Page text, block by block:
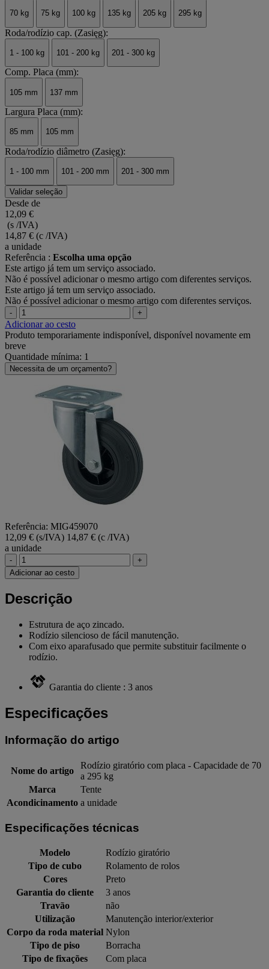
70 kg 75 kg 100 kg 135 kg 205 kg 295 kg
Roda/rodízio cap. (Zasięg):
1 - 100 kg 101 - 200 kg 201 - 300 kg
Comp. Placa (mm):
105 mm 137 mm
Largura Placa (mm):
85 mm 105 mm
Roda/rodízio diâmetro (Zasięg):
1 - 100 mm 101 - 200 mm 201 - 300 mm
Validar seleção
Desde de
12,09 €
(s /IVA)
14,87 € (c /IVA)
a unidade
Referência : Escolha uma opção
Este artigo já tem um serviço associado.
Não é possível adicionar o mesmo artigo com diferentes serviços.
Este artigo já tem um serviço associado.
Não é possível adicionar o mesmo artigo com diferentes serviços.
- +
Adicionar ao cesto
Produto temporariamente indisponível, disponível novamente em
breve
Quantidade mínima: 1
Necessita de um orçamento?
Referência: MIG459070
12,09 € (s/IVA) 14,87 € (c /IVA)
a unidade
-
+
Adicionar ao cesto
Descrição
Estrutura de aço zincado.
Rodízio silencioso de fácil manutenção.
Com eixo aparafusado que permite substituir facilmente o
rodízio.
Garantia do cliente : 3 anos
Especificações
Informação do artigo
Nome do artigo
Rodízio giratório com placa - Capacidade de 70
a 295 kg
Marca
Tente
Acondicinamento a unidade
Especificações técnicas
Modelo
Rodízio giratório
Tipo de cubo
Rolamento de rolos
Cores
Preto
Garantia do cliente
3 anos
Travão
não
Utilização
Manutenção interior/exterior
Corpo da roda material Nylon
Tipo de piso
Borracha
Tipo de fixações
Com placa